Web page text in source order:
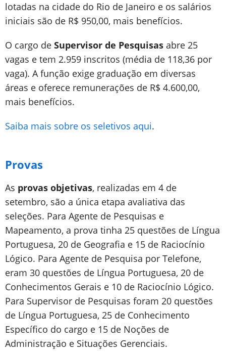
lotadas na cidade do Rio de Janeiro e os salários
iniciais são de R$ 950,00, mais benefícios.
O cargo de Supervisor de Pesquisas abre 25
vagas e tem 2.959 inscritos (média de 118,36 por
vaga). A função exige graduação em diversas
áreas e oferece remunerações de R$ 4.600,00,
mais benefícios.
Saiba mais sobre os seletivos aqui.
Provas
As provas objetivas, realizadas em 4 de
setembro, são a única etapa avaliativa das
seleções. Para Agente de Pesquisas e
Mapeamento, a prova tinha 25 questões de Língua
Portuguesa, 20 de Geografia e 15 de Raciocínio
Lógico. Para Agente de Pesquisa por Telefone,
eram 30 questões de Língua Portuguesa, 20 de
Conhecimentos Gerais e 10 de Raciocínio Lógico.
Para Supervisor de Pesquisas foram 20 questões
de Língua Portuguesa, 25 de Conhecimento
Específico do cargo e 15 de Noções de
Administração e Situações Gerenciais.